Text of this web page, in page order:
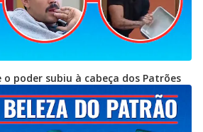
o poder subiu à cabeça dos Patrões